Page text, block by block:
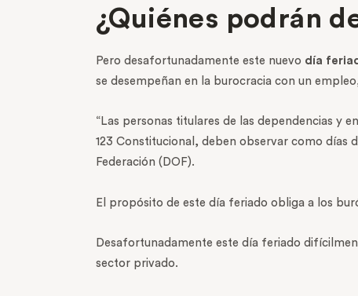
¿Quiénes podrán
Pero desafortunadamente este nuevo día
se desempeñan en la burocracia con un
“Las personas titulares de las dependencias y
123 Constitucional, deben observar como días
Federación (DOF).
El propósito de este día feriado obliga a los
Desafortunadamente este día feriado
sector privado.